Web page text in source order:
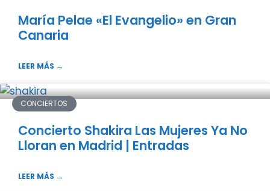
María Pelae «El Evangelio» en Gran
Canaria
LEER MÁS →
CONCIERTOS
Concierto Shakira Las Mujeres Ya No
Lloran en Madrid | Entradas
LEER MÁS →